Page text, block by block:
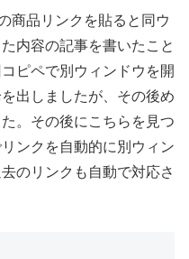
商品リンクを貼ると同ウ
内容の記事を書いたこと
ピペで別ウィンドウを開
出しましたが、その後め
。その後にこちらを見つ
ンクを自動的に別ウィン
のリンクも自動で対応さ